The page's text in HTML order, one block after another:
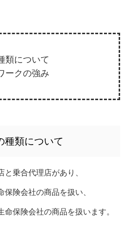
類について
ークの強み
種類について
乗合代理店があり、
険会社の商品を扱い、
保険会社の商品を扱います。